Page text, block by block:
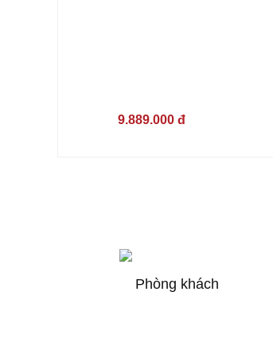
9.889.000 đ
Phòng khách